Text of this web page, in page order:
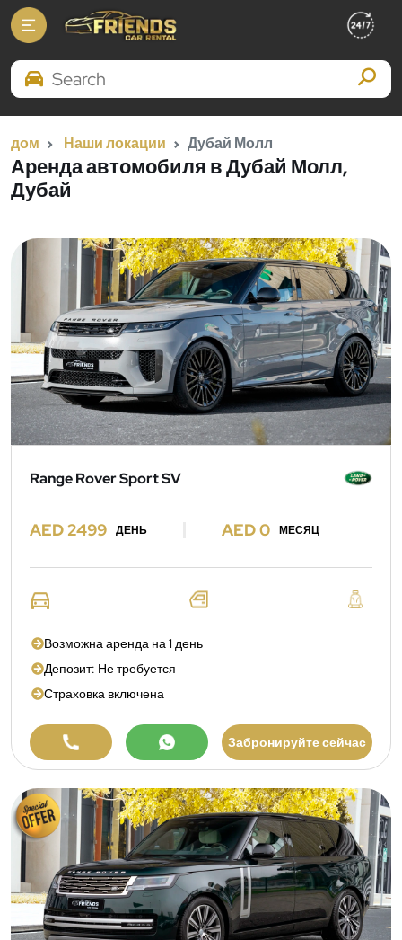
Search Brands
дом Наши локации Дубай Молл
Аренда автомобиля в Дубай Молл,
Дубай
Range Rover Sport SV
AED 2499 ДЕНЬ AED 0 МЕСЯЦ
Возможна аренда на 1 день
Депозит: Не требуется
Страховка включена
Забронируйте сейчас